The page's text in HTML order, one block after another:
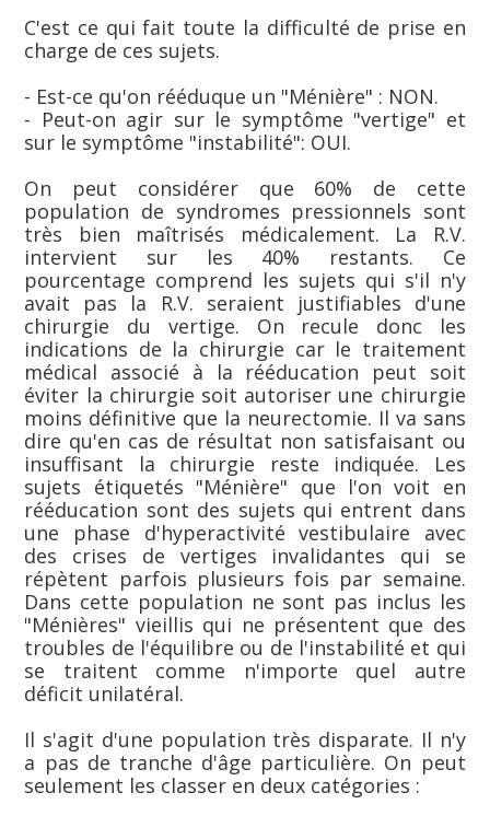
C'est ce qui fait toute la difficulté de prise en
charge de ces sujets.
- Est-ce qu'on rééduque un "Ménière" : NON.
- Peut-on agir sur le symptôme "vertige" et
sur le symptôme "instabilité": OUI.
On peut considérer que 60% de cette
population de syndromes pressionnels sont
très bien maîtrisés médicalement. La R.V.
intervient sur les 40% restants. Ce
pourcentage comprend les sujets qui s'il n'y
avait pas la R.V. seraient justifiables d'une
chirurgie du vertige. On recule donc les
indications de la chirurgie car le traitement
médical associé à la rééducation peut soit
éviter la chirurgie soit autoriser une chirurgie
moins définitive que la neurectomie. Il va sans
dire qu'en cas de résultat non satisfaisant ou
insuffisant la chirurgie reste indiquée. Les
sujets étiquetés "Ménière" que l'on voit en
rééducation sont des sujets qui entrent dans
une phase d'hyperactivité vestibulaire avec
des crises de vertiges invalidantes qui se
répètent parfois plusieurs fois par semaine.
Dans cette population ne sont pas inclus les
"Ménières" vieillis qui ne présentent que des
troubles de l'équilibre ou de l'instabilité et qui
se traitent comme n'importe quel autre
déficit unilatéral.
Il s'agit d'une population très disparate. Il n'y
a pas de tranche d'âge particulière. On peut
seulement les classer en deux catégories :